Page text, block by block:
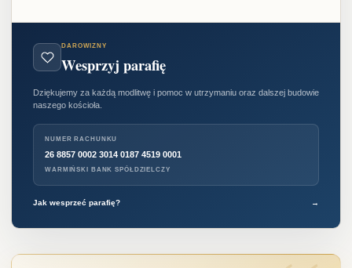
DAROWIZNY
Wesprzyj parafię
Dziękujemy za każdą modlitwę i pomoc w utrzymaniu oraz dalszej budowie
naszego kościoła.
NUMER RACHUNKU
26 8857 0002 3014 0187 4519 0001
WARMIŃSKI BANK SPÓŁDZIELCZY
Jak wesprzeć parafię? →